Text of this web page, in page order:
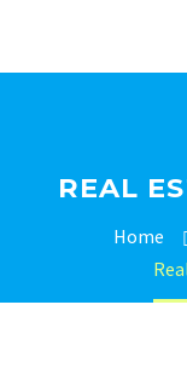
REAL
Home